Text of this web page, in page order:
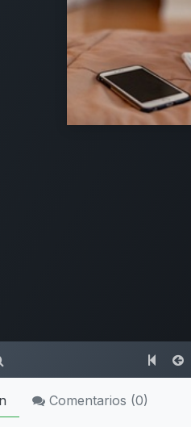
Comentarios (0)